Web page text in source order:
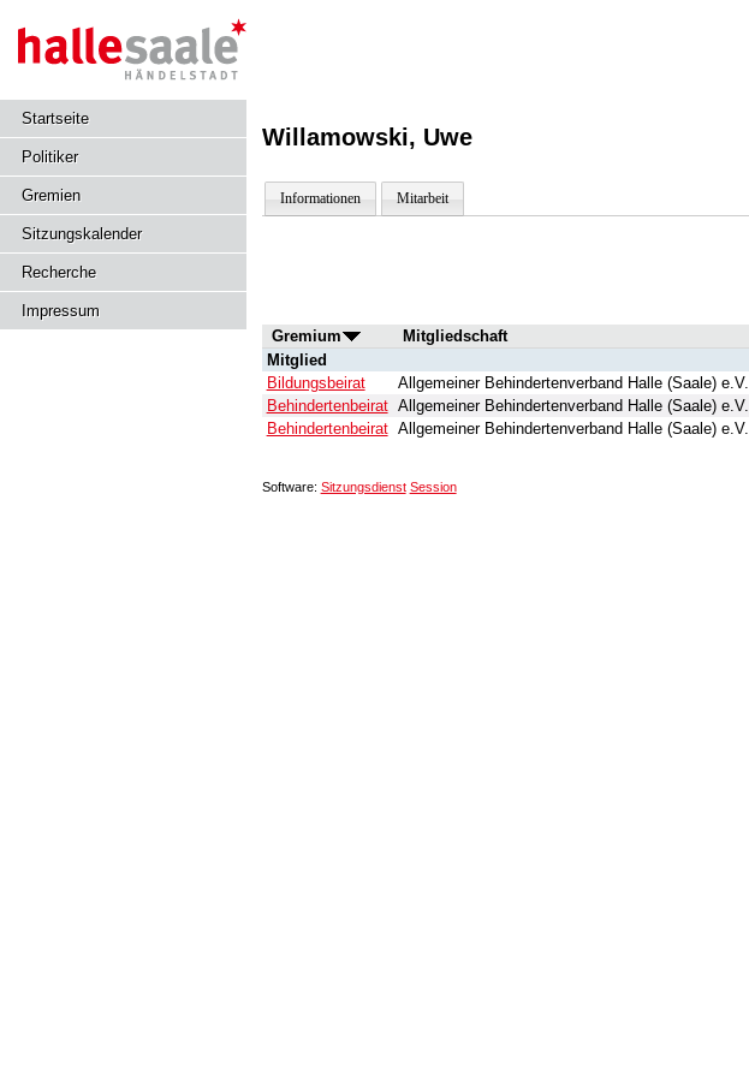
Startseite
Politiker
Gremien
Sitzungskalender
Recherche
Impressum
Willamowski, Uwe
Informationen Mitarbeit
Gremium Mitgliedschaft
Mitglied
Bildungsbeirat
Allgemeiner Behindertenverband Halle (Saale) e.V.
Behindertenbeirat Allgemeiner Behindertenverband Halle (Saale) e.V.
Behindertenbeirat Allgemeiner Behindertenverband Halle (Saale) e.V.
Software: Sitzungsdienst Session